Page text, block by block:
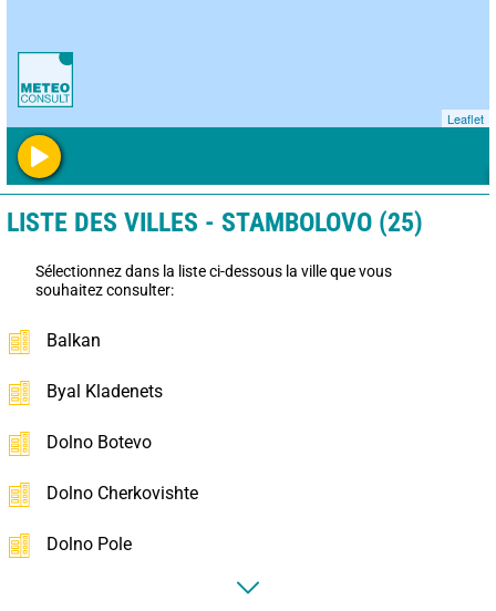
Leaflet
LISTE DES VILLES - STAMBOLOVO (25)
Sélectionnez dans la liste ci-dessous la ville que vous
souhaitez consulter:
Balkan
Byal Kladenets
Dolno Botevo
Dolno Cherkovishte
Dolno Pole